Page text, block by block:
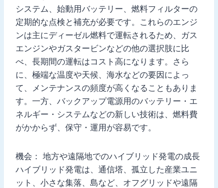
システム、始動用バッテリー、燃料フィルターの
定期的な点検と補充が必要です。これらのエンジ
ンは主にディーゼル燃料で運転されるため、ガス
エンジンやガスタービンなどの他の選択肢に比
べ、長期間の運転はコスト高になります。さら
に、極端な温度や天候、海水などの要因によっ
て、メンテナンスの頻度が高くなることもありま
す。一方、バックアップ電源用のバッテリー・エ
ネルギー・システムなどの新しい技術は、燃料費
がかからず、保守・運用が容易です。
機会： 地方や遠隔地でのハイブリッド発電の成長
ハイブリッド発電は、通信塔、孤立した産業ユニ
ット、小さな集落、島など、オフグリッドや遠隔